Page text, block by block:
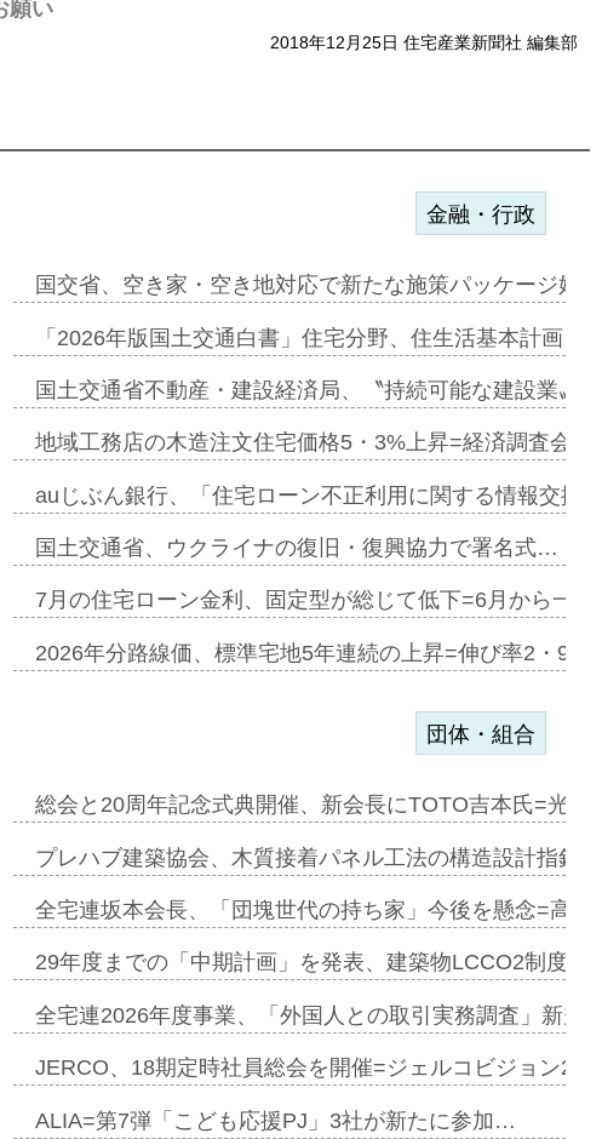
願い
2018年12月25日 住宅産業新聞社 編集部
スポンサー契約…
ターに起用…
「ファミーレキ…
年内にも城南エ…
遊」融合型の賃…
ガーデンカフェ…
で初協業=お互…
りのコリビング…
金融・行政
国交省、空き家・空き地対応で新たな施策パッケージ始
「2026年版国土交通白書」住宅分野、住生活基本計画
国土交通省不動産・建設経済局、〝持続可能な建設業〟
地域工務店の木造注文住宅価格5・3%上昇=経済調査会
auじぶん銀行、「住宅ローン不正利用に関する情報交換
国土交通省、ウクライナの復旧・復興協力で署名式…
7月の住宅ローン金利、固定型が総じて低下=6月から一
2026年分路線価、標準宅地5年連続の上昇=伸び率2・
浴法を提案=P…
とワンビ…
全性追加=リンナ…
増収見込む=…
団体・組合
総会と20周年記念式典開催、新会長にTOTO吉本氏=光
プレハブ建築協会、木質接着パネル工法の構造設計指針
全宅連坂本会長、「団塊世代の持ち家」今後を懸念=高
29年度までの「中期計画」を発表、建築物LCCO2制度
全宅連2026年度事業、「外国人との取引実務調査」新規
JERCO、18期定時社員総会を開催=ジェルコビジョン
ALIA=第7弾「こども応援PJ」3社が新たに参加…